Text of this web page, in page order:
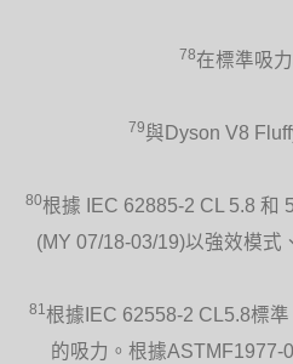
78在標準吸
79與Dyson V8
80根據 IEC 62885-2 CL 5.8 和
(MY 07/18-03/19)以強效模式
81 根據IEC 62558-2 CL5.8標
的吸力。根據ASTMF1977-